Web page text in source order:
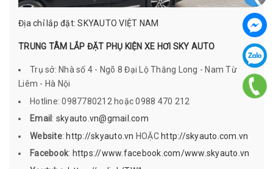
Địa chỉ lắp đặt: SKYAUTO VIỆT NAM
TRUNG TÂM LẮP ĐẶT PHỤ KIỆN XE HƠI SKY AUTO
Trụ sở: Nhà số 4 - Ngõ 8 Đại Lộ Thăng Long - Nam Từ
Liêm - Hà Nội
Hotline: 0987780212 hoặc 0988 470 212
Email : skyauto.vn@gmail.com
Website: http://skyauto.vn HOẶC http://skyauto.com.vn
Facebook: https://www.facebook.com/www.skyauto.vn